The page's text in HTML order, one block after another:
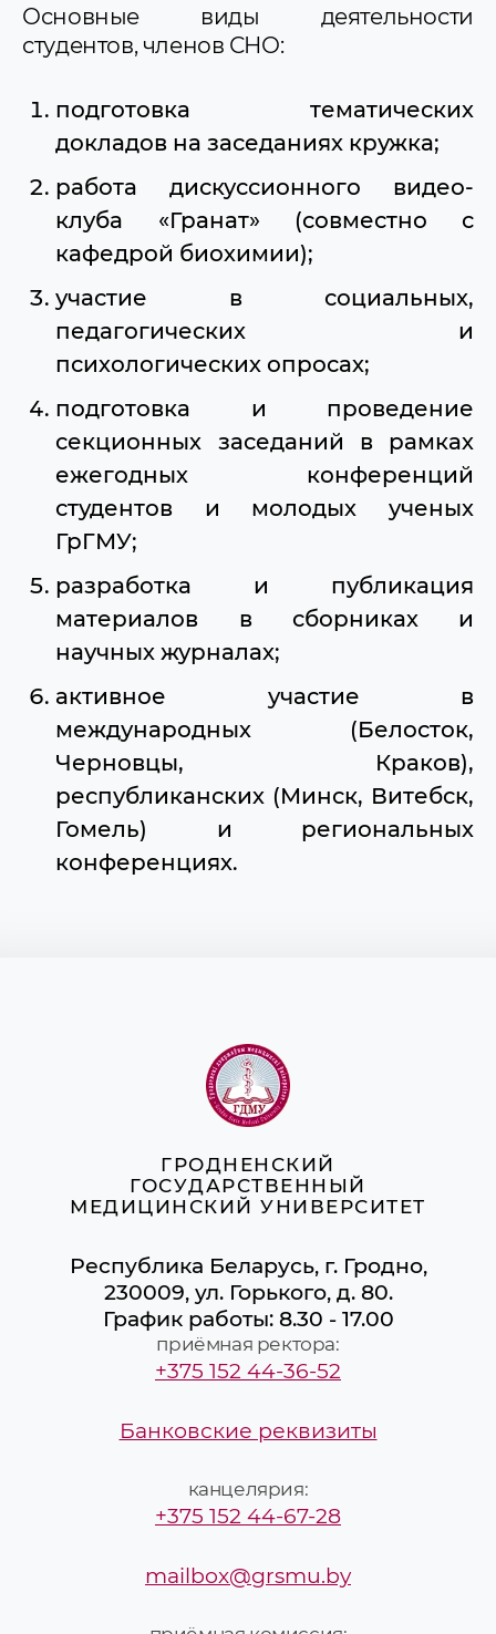
Основные виды деятельности
студентов, членов СНО:
подготовка тематических
докладов на заседаниях кружка;
работа дискуссионного видео-
клуба «Гранат» (совместно с
кафедрой биохимии);
участие в социальных,
педагогических и
психологических опросах;
подготовка и проведение
секционных заседаний в рамках
ежегодных конференций
студентов и молодых ученых
ГрГМУ;
разработка и публикация
материалов в сборниках и
научных журналах;
активное участие в
международных (Белосток,
Черновцы, Краков),
республиканских (Минск, Витебск,
Гомель) и региональных
конференциях.
ГРОДНЕНСКИЙ
ГОСУДАРСТВЕННЫЙ
МЕДИЦИНСКИЙ УНИВЕРСИТЕТ
Республика Беларусь, г. Гродно,
230009, ул. Горького, д. 80.
График работы: 8.30 - 17.00
приёмная ректора:
+375 152 44-36-52
Банковские реквизиты
канцелярия:
+375 152 44-67-28
mailbox@grsmu.by